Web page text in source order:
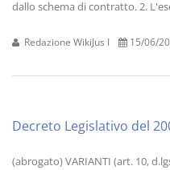
dallo schema di contratto. 2.
Redazione WikiJus I 15/06/
Decreto Legislativo del
(abrogato) VARIANTI (art. 10,